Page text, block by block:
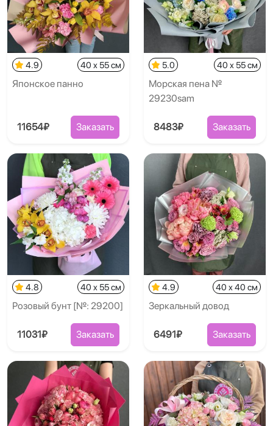
4.9 40 x 55 см
Японское панно
11654₽ Заказать
5.0 40 x 55 см
Морская пена №
29230sam
8483₽ Заказать
4.8 40 x 55 см
Розовый бунт [№: 29200]
11031₽ Заказать
4.9 40 x 40 см
Зеркальный довод
6491₽ Заказать